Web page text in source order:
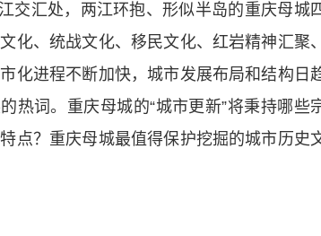
汇处，两江环抱、形似半岛的重庆母城
化、统战文化、移民文化、红岩精神汇聚、
化进程不断加快，城市发展布局和结构日
热词。重庆母城的“城市更新”将秉持哪些
点？重庆母城最值得保护挖掘的城市历史